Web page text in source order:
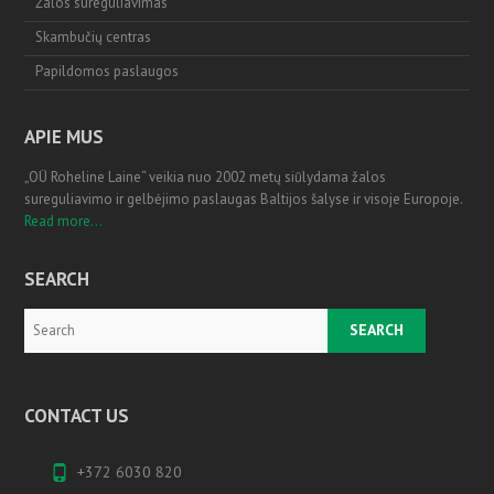
Skambučių centras
Papildomos paslaugos
APIE MUS
„OÜ Roheline Laine“ veikia nuo 2002 metų siūlydama žalos
sureguliavimo ir gelbėjimo paslaugas Baltijos šalyse ir visoje Europoje.
Read more...
SEARCH
CONTACT US
+372 6030 820